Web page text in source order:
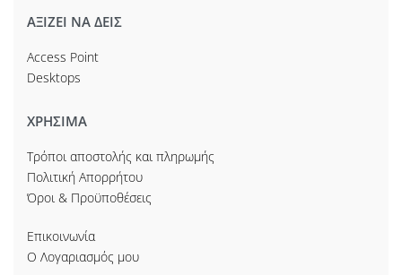
ΑΞΙΖΕΙ ΝΑ ΔΕΙΣ
Access Point
Desktops
ΧΡΗΣΙΜΑ
Τρόποι αποστολής και πληρωμής
Πολιτική Απορρήτου
Όροι & Προϋποθέσεις
Επικοινωνία
Ο Λογαριασμός μου